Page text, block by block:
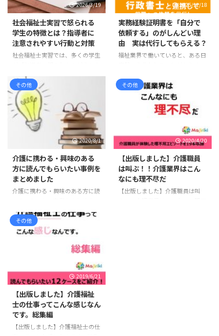
2026/3/19
社会福祉士実習で怒られる
学生の特徴とは？指導者に
注意されやすい行動と対策
社会福祉士実習では、多くの学生
う」と不安に感じます。 実際、
実習中に指導を受ける場面は少な
くありません。しかし、その多く
は能力の問題ではなく、基本的な
姿勢やマナーに関するものです。
実習先の職員は、学生を厳しく指
導したいわけではありません。む
しろ「福祉職として大切な姿勢」
ら指導しています。 この記事で
は、社会福祉士実習で指導を受け
やすい学生の特徴と、実習前に意
識しておきたいポイントを紹介し
習で最も多く指導されるのが ...
2025/12/18
実務経験証明書を「自分で
依頼する」のがしんどい理
由 実は代行してもらえる？
福祉業界で働いていると、ある日
てください」 指定申請、基礎研
修、資格取得、転職など、理由は
さまざまですが、この一言で一気
に気持ちが重くなる方は少なくあ
ている。でも、正直しんどい」
この記事では、福祉業界で実際に
明書を自分で依頼しようとしたと
きにつまずきやすい理由を整理し
ます。 実は、利用する方が増えて
います！実務経験証明書請求代行
その他
2020/8/1
介護に携わる・興味のある
方に読んでもらいたい事例を
まとめました
介護に携わる・興味のある方に読
た（小説風） ケース検討会等で
の事例報告のように堅い感じでは
なく読みやすい小説風です。
・介護福祉士の仕事ってこんな感
のある方に読んでもらいたい1冊
です。本HPで連載していた事例
ています。シリーズの総集編で、
総字数7万文字程度で読みごたえ
があると思います。Kindle
Unlimited 会員は無料で読むこと
その他
2020/4/20
【出版しました】介護職員
は叫ぶ！！介護業界はこん
なにも理不尽だ
【出版しました】介護職員は叫
その他
2019/6/21
【出版しました】介護福祉
士の仕事ってこんな感じなん
です。総集編
【出版しました】介護福祉士の仕